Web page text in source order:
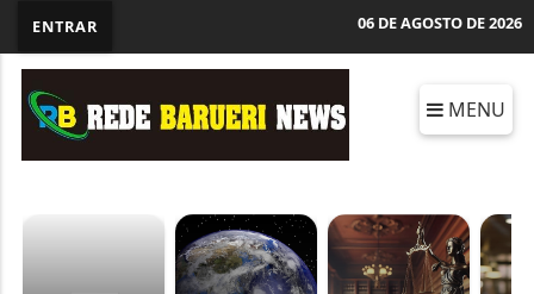
ENTRAR 06 DE AGOSTO DE 2026
MENU